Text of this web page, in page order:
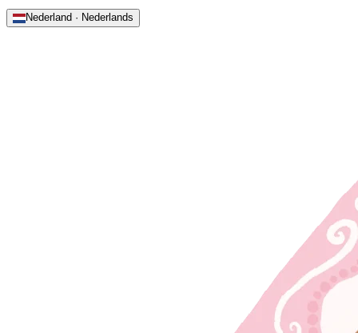
Nederland · Nederlands